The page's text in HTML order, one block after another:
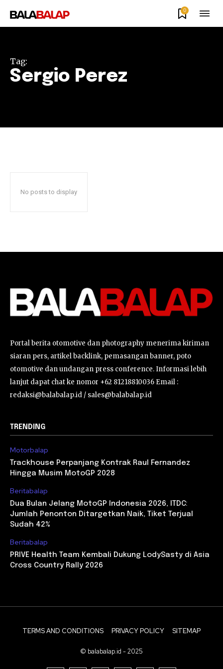
0
Tag:
Sergio Perez
No posts to display
Portal berita otomotive dan photography menerima kiriman
siaran pers, artikel backlink, pemasangan banner, poto
otomotive dan undangan press conference. Informasi lebih
lanjut dapat chat ke nomor +62 81218810036 Email :
redaksi@balabalap.id / sales@balabalap.id
TRENDING
Motorbalap
Trackhouse Perpanjang Kontrak Raul Fernandez
Hingga Musim MotoGP 2028
Beritabalap
Dua Bulan Jelang MotoGP Indonesia 2026, ITDC:
Jumlah Penonton Ditargetkan Naik, Tiket Terjual
Sudah 42%
Beritabalap
PRIVE Health Team Kembali Dukung LodySasty di Asia
Cross Country Rally 2026
TERMS AND CONDITIONS PRIVACY POLICY SITEMAP
© balabalap.id - 2025